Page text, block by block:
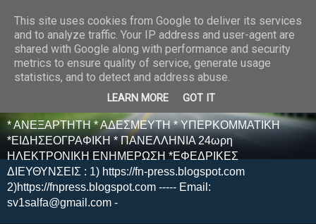
E F E N P R E S S -
ΗΛΕΚΤΡΟΝΙΚΗ
ΕΦΗΜΕΡΙΔΑ
* ΑΝΕΞΑΡΤΗΤΗ * ΑΔΕΣΜΕΥΤΗ * ΥΠΕΡΚΟΜΜΑΤΙΚΗ
*ΕΙΔΗΣΕΟΓΡΑΦΙΚΗ * ΠΑΝΕΛΛΗΝΙΑ 24ωρη
ΗΛΕΚΤΡΟΝΙΚΗ ΕΝΗΜΕΡΩΣΗ *ΕΦΕΔΡΙΚΕΣ
ΔΙΕΥΘΥΝΣΕΙΣ : 1) https://fn-press.blogspot.com
2)https://fnpress.blogspot.com ----- Email:
sv1salfa@gmail.com -
This site uses cookies from Google to deliver its services
and to analyze traffic. Your IP address and user-agent are
shared with Google along with performance and security
metrics to ensure quality of service, generate usage
statistics, and to detect and address abuse.
LEARN MORE GOT IT